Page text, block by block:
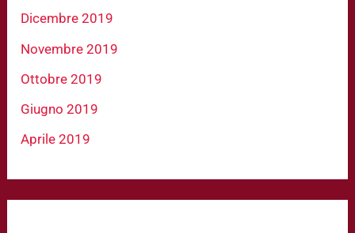
Dicembre 2019
Novembre 2019
Ottobre 2019
Giugno 2019
Aprile 2019